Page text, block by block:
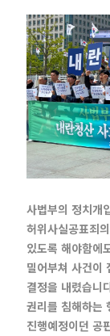
사법부의 정치개
허위사실공표죄
있도록 해야함에
밀어부쳐 사건이
결정을 내렸습니
권리를 침해하는
진행예정이던 공